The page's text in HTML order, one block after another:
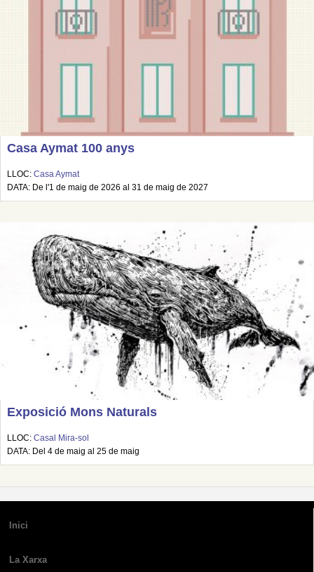
Casa Aymat 100 anys
LLOC: Casa Aymat
DATA: De l'1 de maig de 2026 al 31 de maig de 2027
Exposició Mons Naturals
LLOC: Casal Mira-sol
DATA: Del 4 de maig al 25 de maig
Inici
La Xarxa